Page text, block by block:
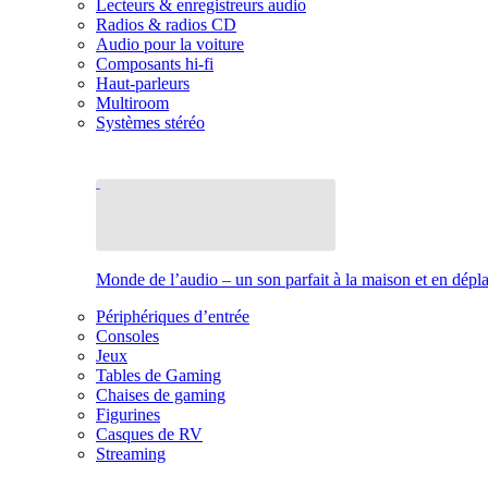
Lecteurs & enregistreurs audio
Radios & radios CD
Audio pour la voiture
Composants hi-fi
Haut-parleurs
Multiroom
Systèmes stéréo
Monde de l’audio – un son parfait à la maison et en
Périphériques d’entrée
Consoles
Jeux
Tables de Gaming
Chaises de gaming
Figurines
Casques de RV
Streaming